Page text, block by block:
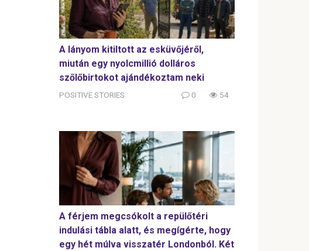
A lányom kitiltott az esküvőjéről,
miután egy nyolcmillió dolláros
szőlőbirtokot ajándékoztam neki
POSITIVE STORIES 0 54
A férjem megcsókolt a repülőtéri
indulási tábla alatt, és megígérte, hogy
egy hét múlva visszatér Londonból. Két